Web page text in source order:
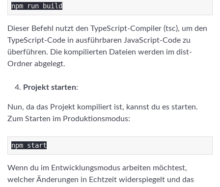
Dieser Befehl nutzt den TypeScript-Compiler (tsc), um den
TypeScript-Code in ausführbaren JavaScript-Code zu
überführen. Die kompilierten Dateien werden im dist-
Ordner abgelegt.
Projekt starten:
Nun, da das Projekt kompiliert ist, kannst du es starten.
Zum Starten im Produktionsmodus:
Wenn du im Entwicklungsmodus arbeiten möchtest,
welcher Änderungen in Echtzeit widerspiegelt und das